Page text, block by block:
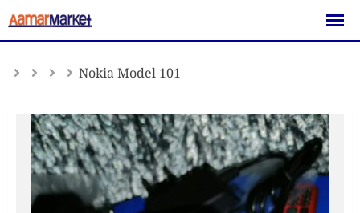
Skip
to
Nokia Model 101